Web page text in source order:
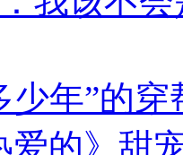
少年”的